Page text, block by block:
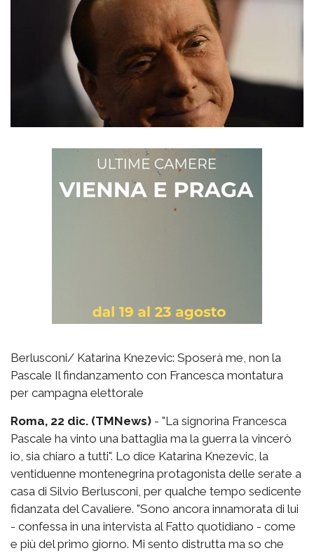
Berlusconi/ Katarina Knezevic: Sposerà me, non la
Pascale Il findanzamento con Francesca montatura
per campagna elettorale
Roma, 22 dic. (TMNews) - "La signorina Francesca
Pascale ha vinto una battaglia ma la guerra la vincerò
io, sia chiaro a tutti". Lo dice Katarina Knezevic, la
ventiduenne montenegrina protagonista delle serate a
casa di Silvio Berlusconi, per qualche tempo sedicente
fidanzata del Cavaliere. "Sono ancora innamorata di lui
- confessa in una intervista al Fatto quotidiano - come
e più del primo giorno. Mi sento distrutta ma so che